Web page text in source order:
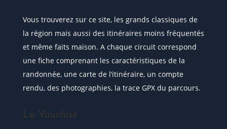
Vous trouverez sur ce site, les grands classiques de
la région mais aussi des itinéraires moins fréquentés
et même faits maison. A chaque circuit correspond
une fiche comprenant les caractéristiques de la
randonnée, une carte de l’itinéraire, un compte
rendu, des photographies, la trace GPX du parcours.
Le Vaucluse